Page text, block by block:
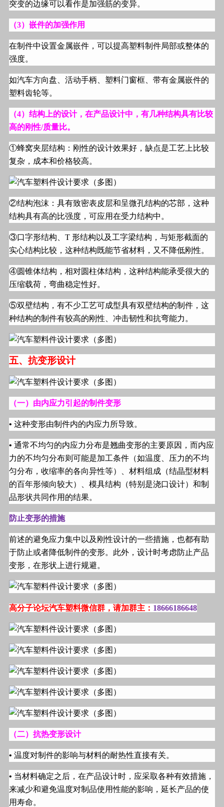
突变的边缘可以看作是加强筋的变异。
（3）嵌件的加强作用
在制件中设置金属嵌件，可以提高塑料制件局部或整体的
强度。
如汽车方向盘、活动手柄、塑料门窗框、带有金属嵌件的
塑料齿轮等。
（4）结构上的设计，在产品设计中，有几种结构具有比较
高的刚性/质量比。
①蜂窝夹层结构：刚性的设计效果好，缺点是工艺上比较
复杂，成本和价格较高。
②结构泡沫：具有致密表皮层和呈微孔结构的芯部，这种
结构具有高的比强度，可应用在受力结构中。
③口字形结构、 T 形结构以及工字梁结构，与矩形截面的
实心结构比较，这种结构既能节省材料，又不降低刚性。
④圆锥体结构，相对圆柱体结构，这种结构能承受很大的
压缩载荷，弯曲稳定性好。
⑤双壁结构，有不少工艺可成型具有双壁结构的制件，这
种结构的制件有较高的刚性、冲击韧性和抗弯能力。
五、抗变形设计
（一）由内应力引起的制件变形
• 这种变形由制件内的内应力所导致。
• 通常不均匀的内应力分布是翘曲变形的主要原因，而内应
力的不均匀分布则可能是加工条件（如温度、压力的不均
匀分布，收缩率的各向异性等）、材料组成（结晶型材料
的百年形倾向较大）、模具结构（特别是浇口设计）和制
品形状共同作用的结果。
防止变形的措施
前述的避免应力集中以及刚性设计的一些措施，也都有助
于防止或者降低制件的变形。此外，设计时考虑防止产品
变形，在形状上进行规避。
高分子论坛汽车塑料微信群，请加群主： 18666186648
（二）抗热变形设计
• 温度对制件的影响与材料的耐热性直接有关。
• 当材料确定之后，在产品设计时，应采取各种有效措施，
来减少和避免温度对制品使用性能的影响，延长产品的使
用寿命。